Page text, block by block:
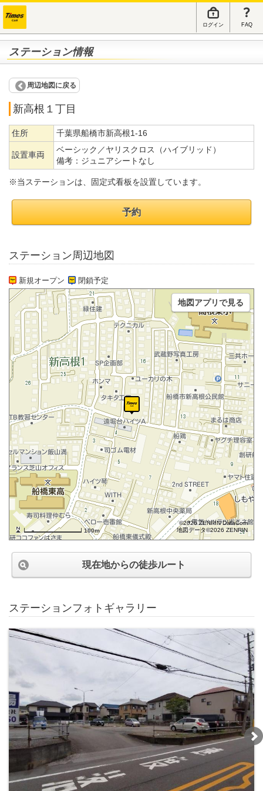
ログイン FAQ
ステーション情報
周辺地図に戻る
新高根１丁目
住所 千葉県船橋市新高根1-16
設置車両
ベーシック／ヤリスクロス（ハイブリッド）
備考： ジュニアシートなし
※当ステーションは、固定式看板を設置しています。
予約
ステーション周辺地図
新規オープン 閉鎖予定
100m
©2026 ZENRIN DataCom
地図データ©2026 ZENRIN
地図アプリで見る
現在地からの徒歩ルート
ステーションフォトギャラリー